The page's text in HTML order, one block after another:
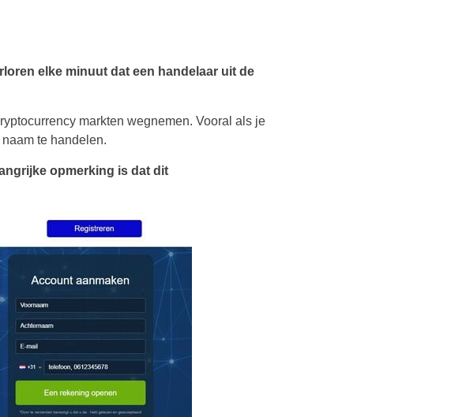
elke minuut dat een handelaar uit de
markten wegnemen. Vooral als je
te handelen.
opmerking is dat dit